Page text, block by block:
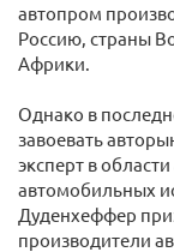
автопром
Россию, страны
Африки.
Однако в
завоевать
эксперт в
автомобильных
Дуденхеффер
производители